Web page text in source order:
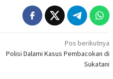
Pos berikutnya
Polisi Dalami Kasus Pembacokan di
Sukatani